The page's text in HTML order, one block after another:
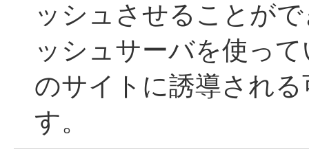
ッシュさせることが
ッシュサーバを使っ
のサイトに誘導され
す。